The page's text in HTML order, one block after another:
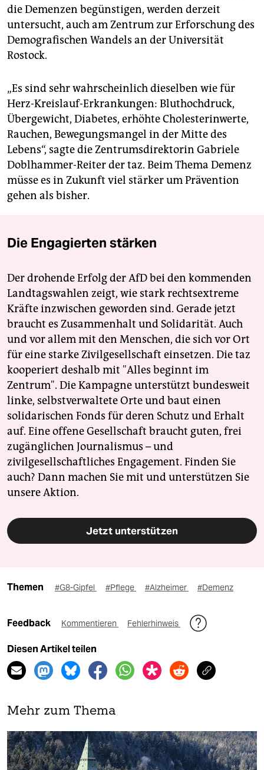
die Demenzen begünstigen, werden derzeit
untersucht, auch am Zentrum zur Erforschung des
Demografischen Wandels an der Universität
Rostock.
„Es sind sehr wahrscheinlich dieselben wie für
Herz-Kreislauf-Erkrankungen: Bluthochdruck,
Übergewicht, Diabetes, erhöhte Cholesterinwerte,
Rauchen, Bewegungsmangel in der Mitte des
Lebens“, sagte die Zentrumsdirektorin Gabriele
Doblhammer-Reiter der taz. Beim Thema Demenz
müsse es in Zukunft viel stärker um Prävention
gehen als bisher.
Die Engagierten stärken
Der drohende Erfolg der AfD bei den kommenden
Landtagswahlen zeigt, wie stark rechtsextreme
Kräfte inzwischen geworden sind. Gerade jetzt
braucht es Zusammenhalt und Solidarität. Auch
und vor allem mit den Menschen, die sich vor Ort
für eine starke Zivilgesellschaft einsetzen. Die taz
kooperiert deshalb mit "Alles beginnt im
Zentrum". Die Kampagne unterstützt bundesweit
linke, selbstverwaltete Orte und baut einen
solidarischen Fonds für deren Schutz und Erhalt
auf. Eine offene Gesellschaft braucht guten, frei
zugänglichen Journalismus – und
zivilgesellschaftliches Engagement. Finden Sie
auch? Dann machen Sie mit und unterstützen Sie
unsere Aktion.
Jetzt unterstützen
Themen #G8-Gipfel #Pflege #Alzheimer #Demenz
Feedback Kommentieren Fehlerhinweis
Diesen Artikel teilen
Mehr zum Thema